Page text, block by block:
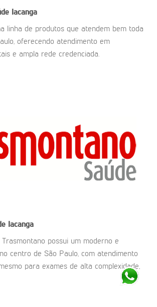
Iacanga
linha de produtos que atendem bem toda
oferecendo atendimento em
e ampla rede credenciada.
Iacanga
possui um moderno e
centro de São Paulo, com atendimento
para exames de alta complexidade,